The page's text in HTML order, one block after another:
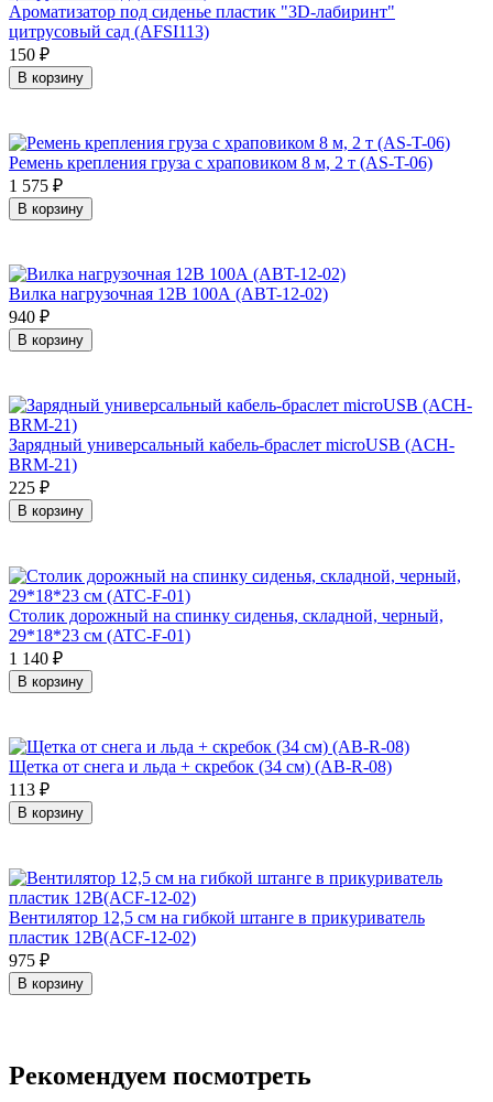
Ароматизатор под сиденье пластик "3D-лабиринт"
цитрусовый сад (AFSI113)
150 ₽
В корзину
Ремень крепления груза с храповиком 8 м, 2 т (AS-T-06)
1 575 ₽
В корзину
Вилка нагрузочная 12В 100А (ABT-12-02)
940 ₽
В корзину
Зарядный универсальный кабель-браслет microUSB (ACH-
BRM-21)
225 ₽
В корзину
Столик дорожный на спинку сиденья, складной, черный,
29*18*23 см (ATC-F-01)
1 140 ₽
В корзину
Щетка от снега и льда + скребок (34 см) (AB-R-08)
113 ₽
В корзину
Вентилятор 12,5 см на гибкой штанге в прикуриватель
пластик 12В(ACF-12-02)
975 ₽
В корзину
Рекомендуем посмотреть